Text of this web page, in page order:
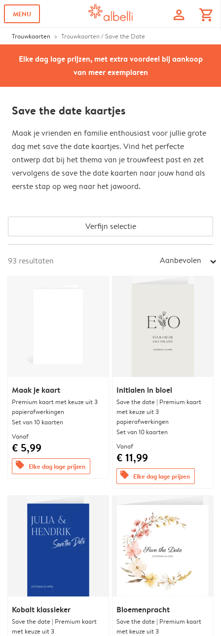
MENU profile shopping_cart
Trouwkaarten Trouwkaarten / Save the Date
Elke dag lage prijzen, met extra voordeel bij aankoop
van meer exemplaren
Save the date kaartjes
Maak je vrienden en familie enthousiast voor jullie grote
dag met save the date kaartjes. Vind het perfecte
ontwerp dat bij het thema van je trouwfeest past en zet
vervolgens de save the date kaarten naar jouw hand als
eerste stap op weg naar het jawoord.
Verfijn selectie
93 resultaten Aanbevolen arrow_right
Maak je kaart
Premium kaart met keuze uit 3
papierafwerkingen
Set van 10 kaarten
Vanaf
€ 5,99
offers Elke dag lage prijzen
Initialen in bloei
Save the date | Premium kaart
met keuze uit 3
papierafwerkingen
Set van 10 kaarten
Vanaf
€ 11,99
offers Elke dag lage prijzen
Kobalt klassieker
Save the date | Premium kaart
met keuze uit 3
Bloemenpracht
Save the date | Premium kaart
met keuze uit 3